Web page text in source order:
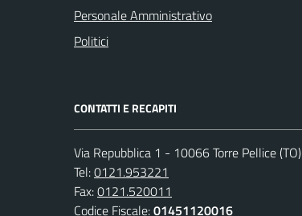
Personale Amministrativo
Politici
CONTATTI E RECAPITI
Via Repubblica 1 - 10066 Torre Pellice (TO)
Tel:0121.953221
Fax:0121.520011
Codice Fiscale:01451120016